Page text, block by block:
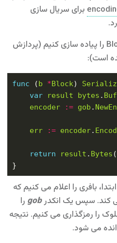
برای سریال سازی
بیایید روش Serialize از Block را پیاده سازی کنیم (پردازش
است):
func (b *Block)
var
result bytes .
encoder
:= gob .
err := encoder.
return result . Bytes
بافری را اعلام می کنیم که
کند. سپس یک انکدرgob را
را رمزگذاری می کنیم. نتیجه
می شود.